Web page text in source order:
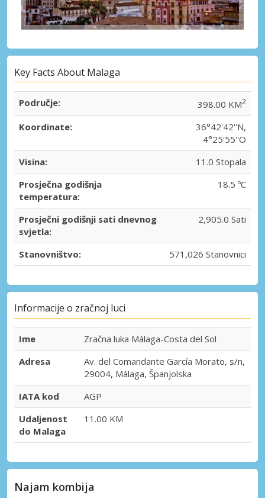
Key Facts About Malaga
Područje: 398.00 KM2
Koordinate:
36°42'42''N,
4°25'55''O
Visina:
11.0 Stopala
Prosječna godišnja
temperatura:
18.5 ºC
Prosječni godišnji sati dnevnog
svjetla:
2,905.0 Sati
Stanovništvo: 571,026 Stanovnici
Informacije o zračnoj luci
Ime
Zračna luka Málaga-Costa del Sol
Adresa
Av. del Comandante García Morato, s/n,
29004, Málaga, Španjolska
IATA kod
AGP
Udaljenost
do Malaga
11.00 KM
Najam kombija